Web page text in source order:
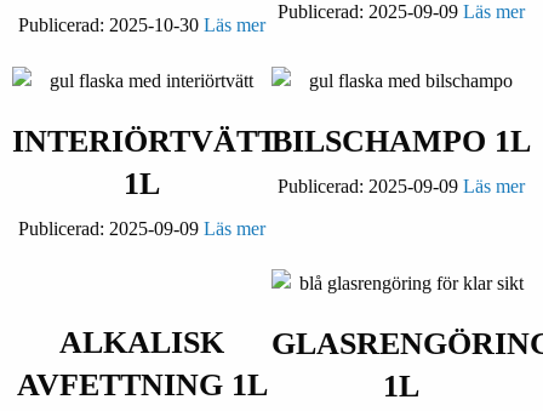
Publicerad: 2025-10-30 Läs mer
Publicerad: 2025-09-09 Läs mer
INTERIÖRTVÄTT
1L
Publicerad: 2025-09-09 Läs mer
BILSCHAMPO 1L
Publicerad: 2025-09-09 Läs mer
ALKALISK
AVFETTNING 1L
1L